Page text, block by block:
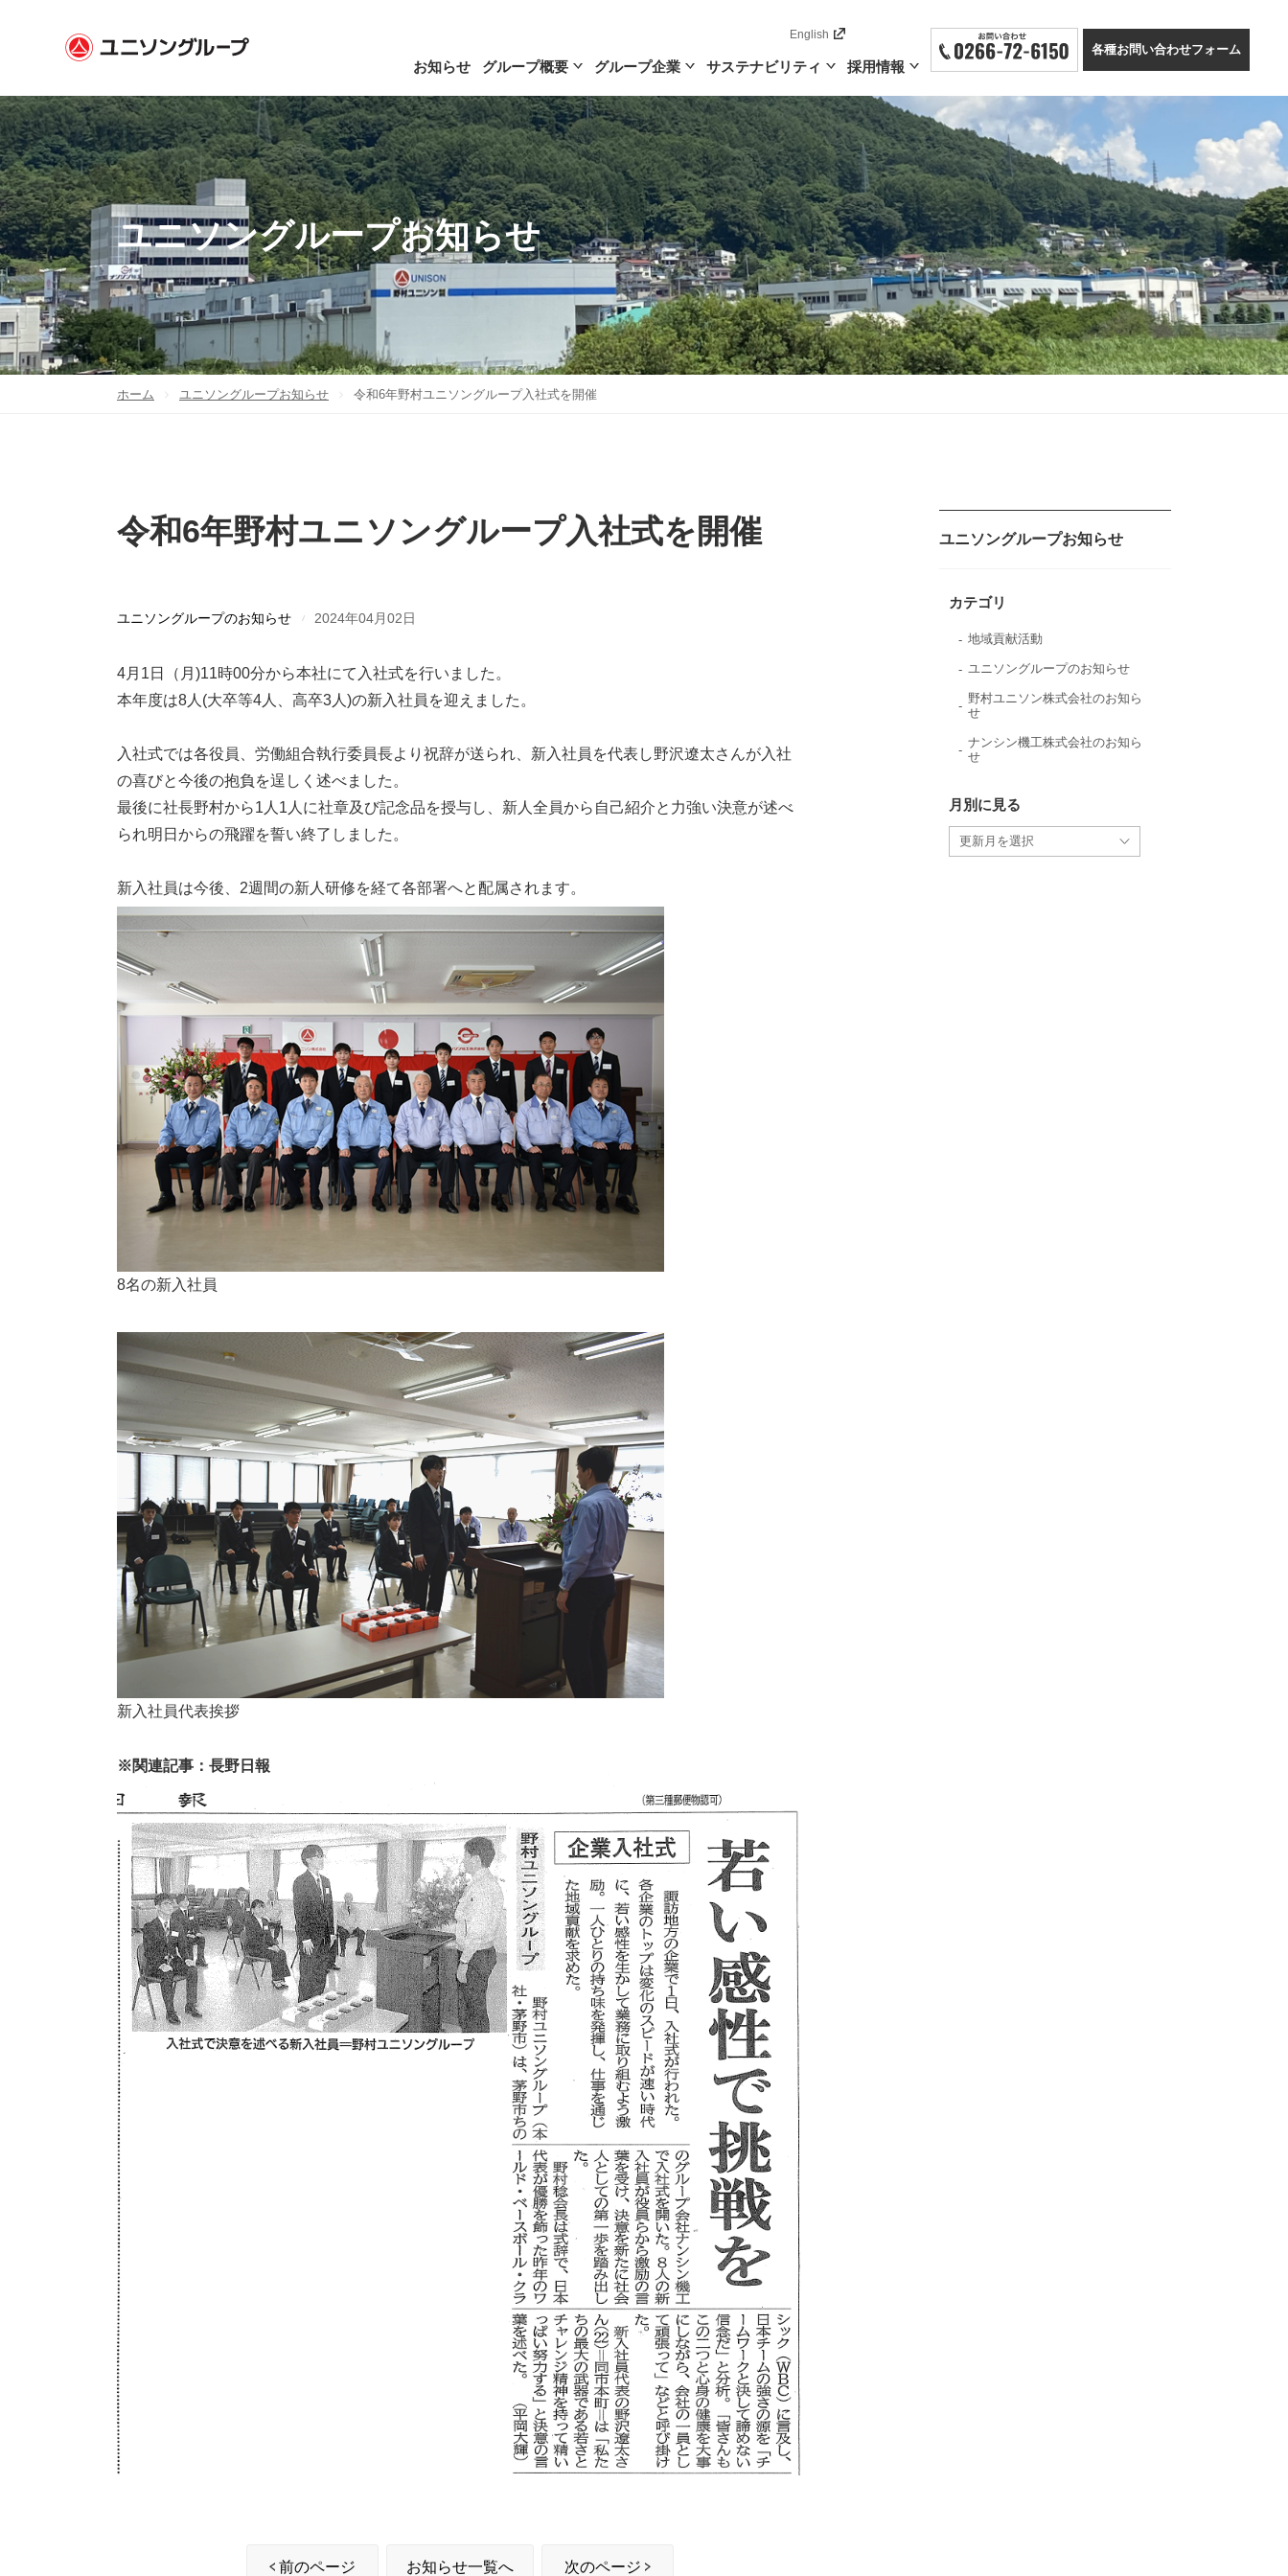
お知らせ グループ概要 グループ企業 サステナビリティ 採用情報
各種お問い合わせフォーム
English
ユニソングループお知らせ
ホーム ユニソングループお知らせ 令和6年野村ユニソングループ入社式を開催
令和6年野村ユニソングループ入社式を開催
ユニソングループのお知らせ 2024年04月02日
4月1日（月)11時00分から本社にて入社式を行いました。
本年度は8人(大卒等4人、高卒3人)の新入社員を迎えました。
入社式では各役員、労働組合執行委員長より祝辞が送られ、新入社員を代表し野沢遼太さんが入社
の喜びと今後の抱負を逞しく述べました。
最後に社長野村から1人1人に社章及び記念品を授与し、新人全員から自己紹介と力強い決意が述べ
られ明日からの飛躍を誓い終了しました。
新入社員は今後、2週間の新人研修を経て各部署へと配属されます。
8名の新入社員
新入社員代表挨拶
※関連記事：長野日報
前のページ お知らせ一覧へ 次のページ
ユニソングループお知らせ
カテゴリ
地域貢献活動
ユニソングループのお知らせ
野村ユニソン株式会社のお知ら
せ
ナンシン機工株式会社のお知ら
せ
月別に見る